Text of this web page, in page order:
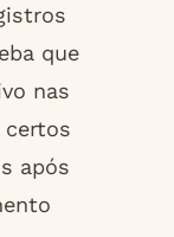
que
nas
certos
após